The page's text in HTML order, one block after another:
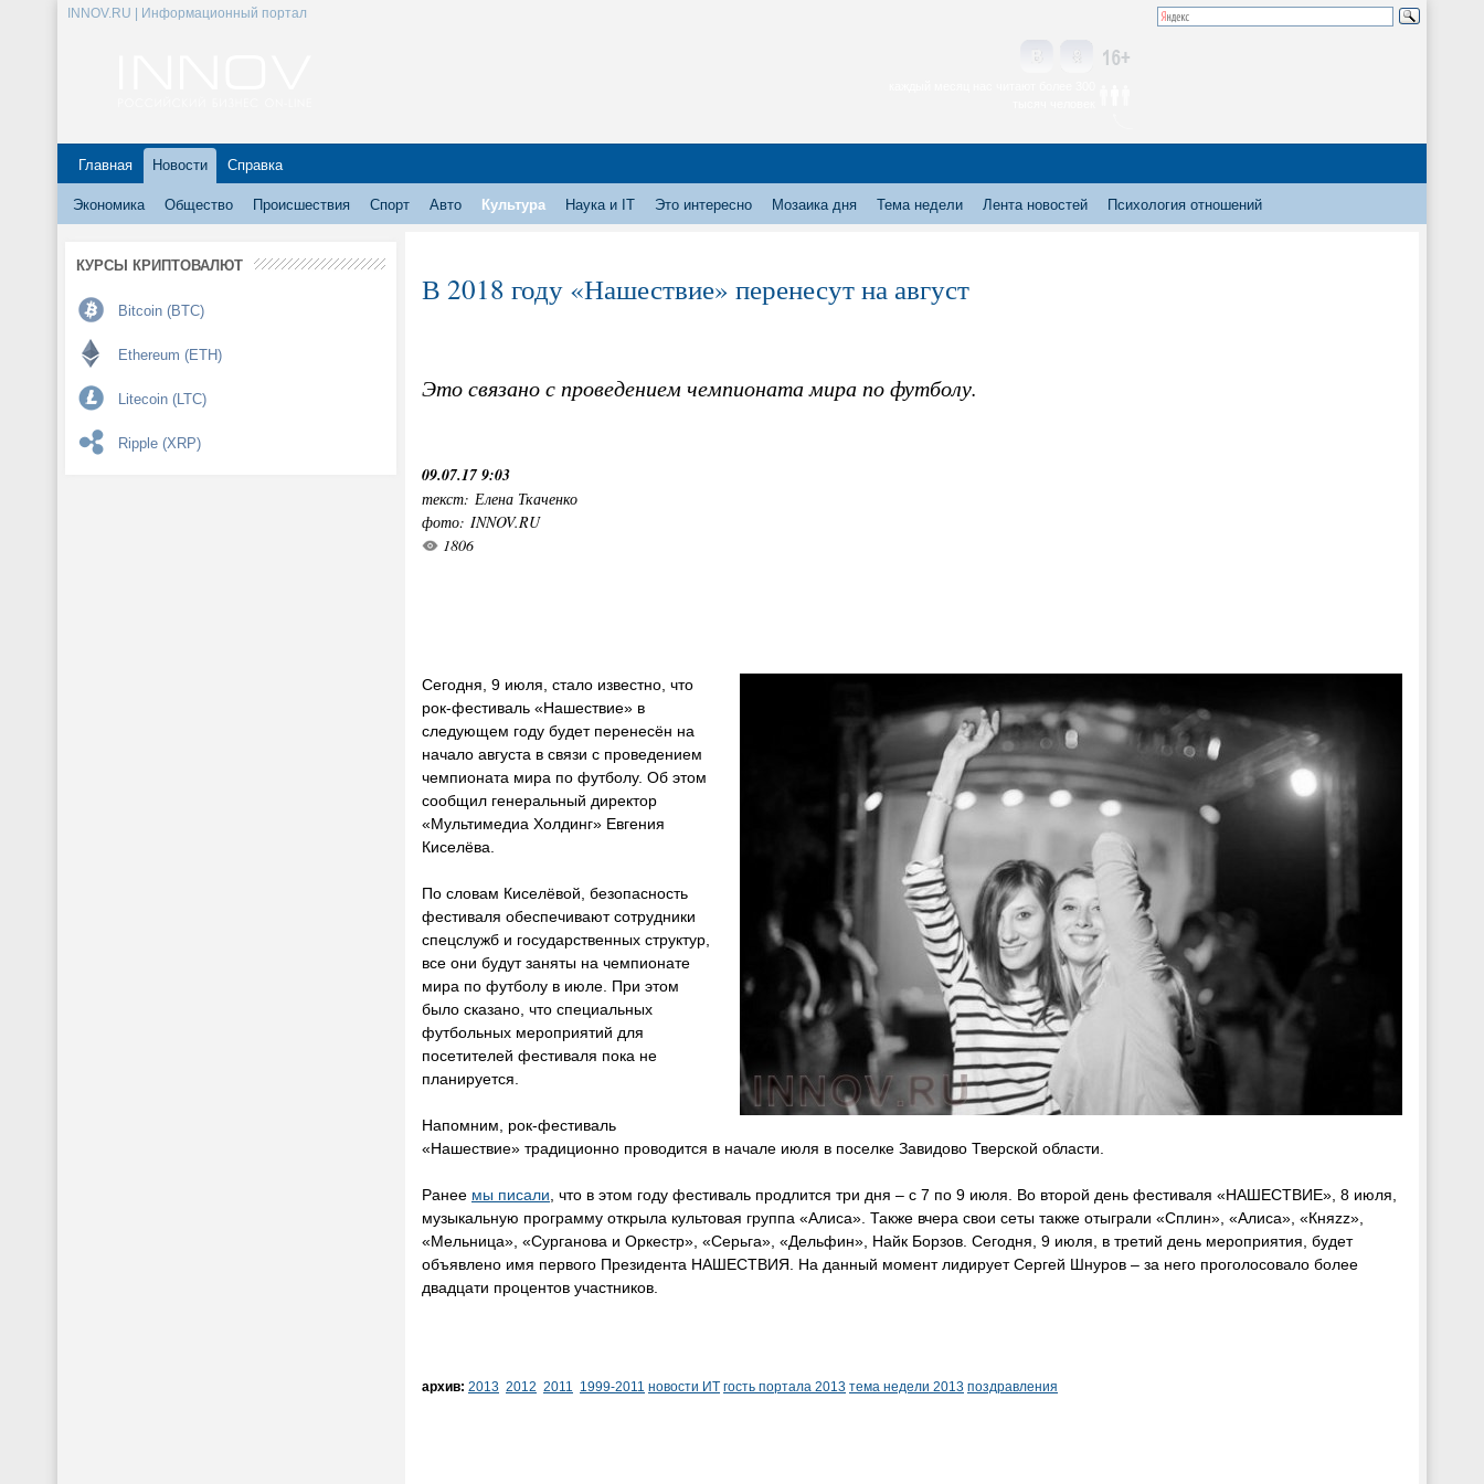
INNOV.RU | Информационный портал
Главная Новости Справка
Экономика Общество Происшествия Спорт Авто Культура Наука и IT Это интересно Мозаика дня Тема недели Лента новостей Психология отношений
КУРСЫ КРИПТОВАЛЮТ
Bitcoin (BTC)
Ethereum (ETH)
Litecoin (LTC)
Ripple (XRP)
В 2018 году «Нашествие» перенесут на август
Это связано с проведением чемпионата мира по футболу.
09.07.17 9:03
текст: Елена Ткаченко
фото: INNOV.RU
1806
Сегодня, 9 июля, стало известно, что
рок-фестиваль «Нашествие» в
следующем году будет перенесён на
начало августа в связи с проведением
чемпионата мира по футболу. Об этом
сообщил генеральный директор
«Мультимедиа Холдинг» Евгения
Киселёва.
По словам Киселёвой, безопасность
фестиваля обеспечивают сотрудники
спецслужб и государственных структур,
все они будут заняты на чемпионате
мира по футболу в июле. При этом
было сказано, что специальных
футбольных мероприятий для
посетителей фестиваля пока не
планируется.
Напомним, рок-фестиваль
«Нашествие» традиционно проводится в начале июля в поселке Завидово Тверской области.
Ранее мы писали , что в этом году фестиваль продлится три дня – с 7 по 9 июля. Во второй день фестиваля «НАШЕСТВИЕ», 8 июля,
музыкальную программу открыла культовая группа «Алиса». Также вчера свои сеты также отыграли «Сплин», «Алиса», «Княzz»,
«Мельница», «Сурганова и Оркестр», «Серьга», «Дельфин», Найк Борзов. Сегодня, 9 июля, в третий день мероприятия, будет
объявлено имя первого Президента НАШЕСТВИЯ. На данный момент лидирует Сергей Шнуров – за него проголосовало более
двадцати процентов участников.
архив: 2013 2012 2011 1999-2011 новости ИТ гость портала 2013 тема недели 2013 поздравления